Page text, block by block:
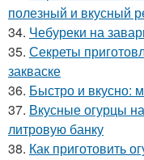
полезный и вкусный
34. Чебуреки на
35. Секреты
закваске
36. Быстро и вкусно:
37. Вкусные огурцы
литровую банку
38. Как приготовить